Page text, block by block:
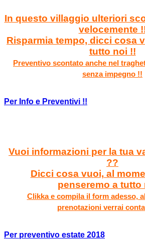
In questo villaggio ulteriori
velocemente
Risparmia tempo, dicci cosa
tutto noi !!
Preventivo scontato anche nel
senza impegno !!
Per Info e Preventivi !!
Vuoi informazioni per la tua
??
Dicci cosa vuoi, al
penseremo a tutto
Clikka e compila il form adesso,
prenotazioni verrai
Per preventivo estate 2018